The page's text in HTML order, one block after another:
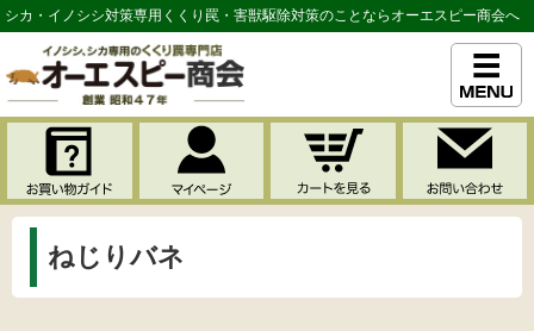
シカ・イノシシ対策専用くくり罠・害獣駆除対策のことならオーエスピー商会へ
ねじりバネ